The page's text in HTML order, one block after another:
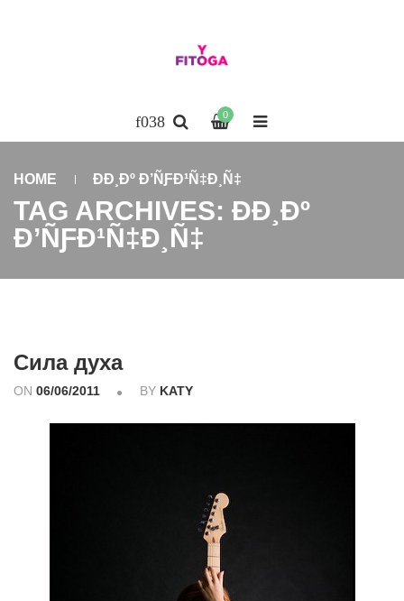
0
HOME ÐÐ¸Ðº Ð’ÑƑÐ¹Ñ‡Ð¸Ñ‡
TAG ARCHIVES: ÐÐ¸Ðº
Ð’ÑƑÐ¹Ñ‡Ð¸Ñ‡
Сила духа
ON 06/06/2011 BY KATY